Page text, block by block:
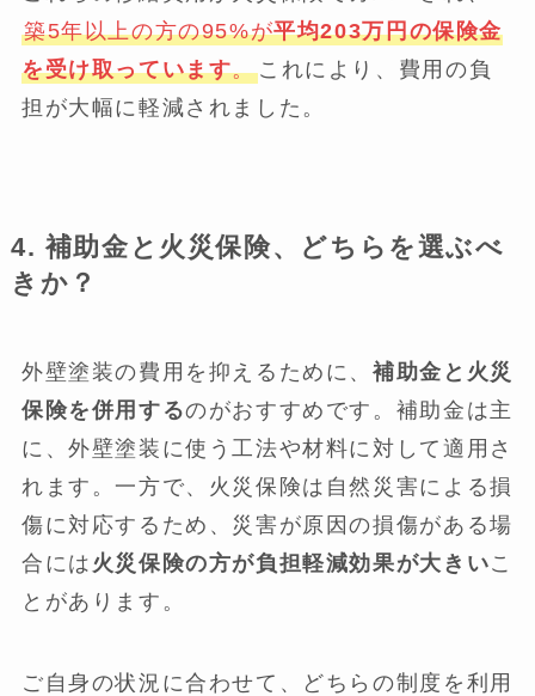
築5年以上の方の95%が平均203万円の保険金
を受け取っています。これにより、費用の負
担が大幅に軽減されました。
4. 補助金と火災保険、どちらを選ぶべ
きか？
外壁塗装の費用を抑えるために、補助金と火災
保険を併用するのがおすすめです。補助金は主
に、外壁塗装に使う工法や材料に対して適用さ
れます。一方で、火災保険は自然災害による損
傷に対応するため、災害が原因の損傷がある場
合には 火災保険の方が負担軽減効果が大きいこ
とがあります。
ご自身の状況に合わせて、どちらの制度を利用